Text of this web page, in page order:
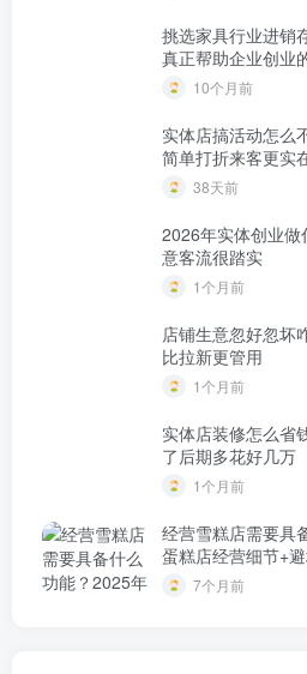
挑选家具行业进销
真正帮助企业创业
10个月前
实体店搞活动怎么
简单打折来客更实
38天前
2026年实体创业
意客流很踏实
1个月前
店铺生意忽好忽坏
比拉新更管用
1个月前
实体店装修怎么省
了后期多花好几万
1个月前
经营雪糕店需要具
蛋糕店经营细节+
7个月前